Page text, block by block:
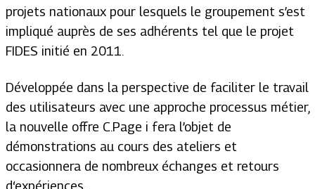
projets nationaux pour lesquels le groupement s’est
impliqué auprès de ses adhérents tel que le projet
FIDES initié en 2011.
Développée dans la perspective de faciliter le travail
des utilisateurs avec une approche processus métier,
la nouvelle offre C.Page i fera l’objet de
démonstrations au cours des ateliers et
occasionnera de nombreux échanges et retours
d‘expériences.